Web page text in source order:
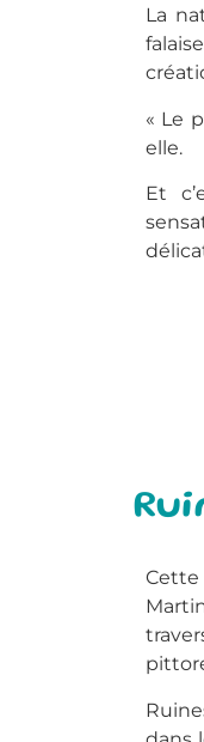
La
« Le
elle.
Et